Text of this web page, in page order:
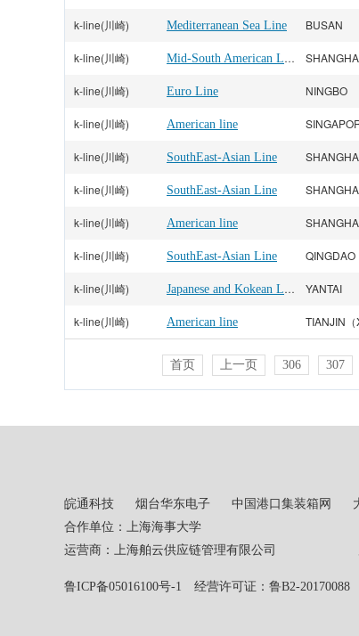
k-line(川崎) Mediterranean Sea Line BUSAN
k-line(川崎) Mid-South American Line
k-line(川崎) Euro Line NINGBO
k-line(川崎) American line
k-line(川崎) SouthEast-Asian Line
k-line(川崎) SouthEast-Asian Line
k-line(川崎) American line
k-line(川崎) SouthEast-Asian Line QINGDAO
k-line(川崎) Japanese and Kokean Line YANTAI
k-line(川崎) American line
首页 上一页 306 307
皖通科技 烟台华东电子 中国港口集装箱网
合作单位：上海海事大学
运营商：上海舶云供应链管理有限公司 广告
鲁ICP备05016100号-1 经营许可证：鲁B2-20170088